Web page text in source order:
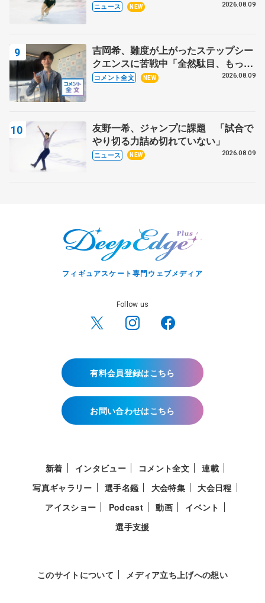
ニュース NEW 2026.08.09
吉岡希、難度が上がったステップシー
クエンスに苦戦中「全然駄目、もっと
いいエッジで踏めるようにしたいな」
コメント全文 NEW 2026.08.09
友野一希、ジャンプに課題 「試合で
やり切る力詰め切れていない」
ニュース NEW 2026.08.09
フィギュアスケート専門ウェブメディア
Follow us
有料会員登録はこちら
お問い合わせはこちら
新着 インタビュー コメント全文
連載
写真ギャラリー
選手名鑑 大会特集
大会日程
アイスショー
Podcast 動画
イベント
選手支援
このサイトについて メディア立ち上げへの想い